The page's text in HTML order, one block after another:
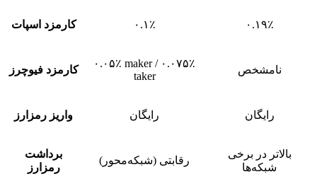
کارمزد اسپات ۰.۱٪ ۰.۱۹٪
کارمزد فیوچرز
۰.۰۵٪ maker / ۰.۰۷۵٪
taker
نامشخص
واریز رمزارز رایگان رایگان
برداشت
رمزارز
رقابتی (شبکه‌محور)
بالاتر در برخی
شبکه‌ها